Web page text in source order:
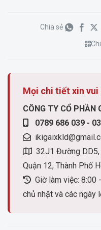
Chia sẻ
Mọi chi tiết xin vui
CÔNG TY CỔ PHẦN
0789 686 039 -
32J1 Đường DD5,
Quận 12, Thành Phố
Giờ làm việc: 8:00
chủ nhật và các ngày